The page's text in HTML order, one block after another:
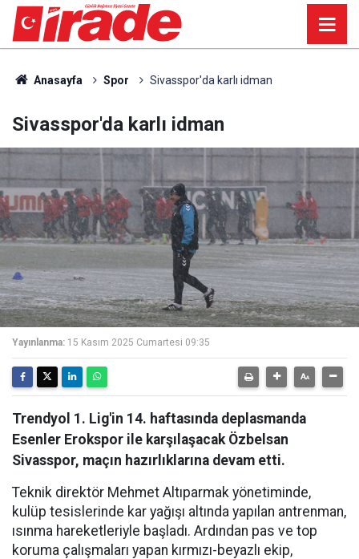
Anasayfa Spor Sivasspor'da karlı idman
Sivasspor'da karlı idman
Yayınlanma: 15 Kasım 2025 Cumartesi 09:35
Trendyol 1. Lig'in 14. haftasında deplasmanda
Esenler Erokspor ile karşılaşacak Özbelsan
Sivasspor, maçın hazırlıklarına devam etti.
Teknik direktör Mehmet Altıparmak yönetiminde,
kulüp tesislerinde kar yağışı altında yapılan antrenman,
ısınma hareketleriyle başladı. Ardından pas ve top
koruma çalışmaları yapan kırmızı-beyazlı ekip,